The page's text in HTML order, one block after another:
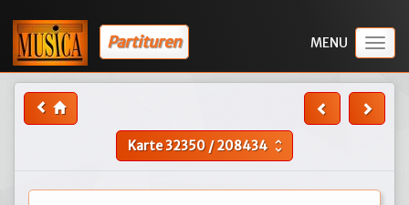
Partituren
Karte32350 /208434 unfold_more